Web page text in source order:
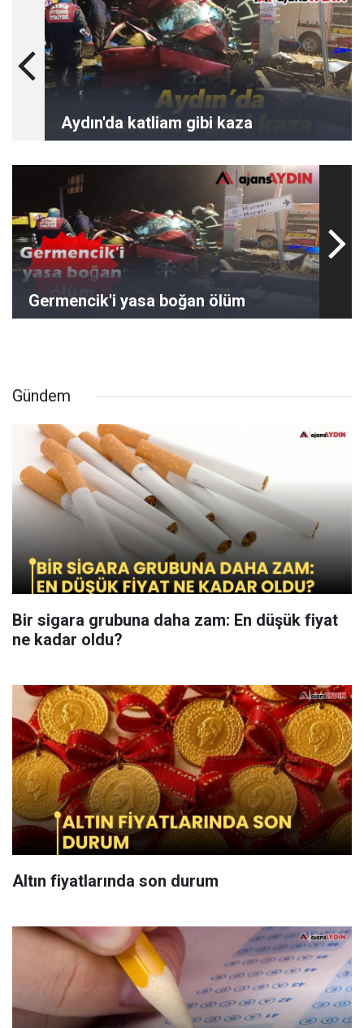
Aydın'da katliam gibi kaza
Germencik'i yasa boğan ölüm
Gündem
Bir sigara grubuna daha zam: En düşük fiyat
ne kadar oldu?
Altın fiyatlarında son durum